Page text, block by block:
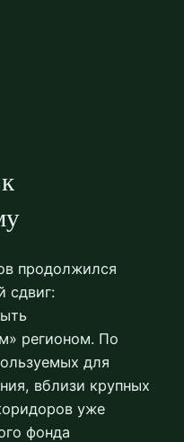
продолжился
сдвиг:
регионом. По
для
вблизи крупных
уже
фонда